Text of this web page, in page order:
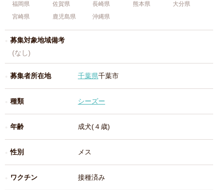
福岡県
佐賀県 長崎県 熊本県
大分県
宮崎県
鹿児島県 沖縄県
募集対象地域備考
(なし)
募集者所在地 千葉県千葉市
種類 シーズー
年齢 成犬(４歳)
性別 メス
ワクチン 接種済み